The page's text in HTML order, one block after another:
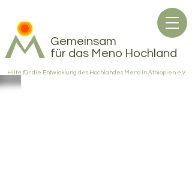
Gemeinsam
für das Meno Hochland
Hilfe für die Entwicklung des Hochlandes Meno in Äthiopien e.V.